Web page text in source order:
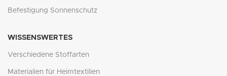
Befestigung Sonnenschutz
WISSENSWERTES
Verschiedene Stoffarten
Materialien für Heimtextilien